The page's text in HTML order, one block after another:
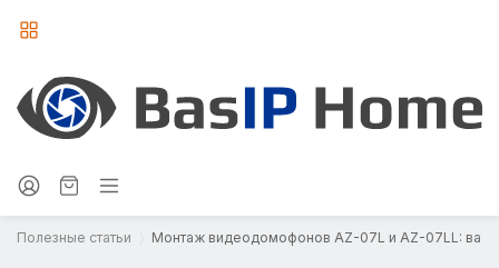
Полезные статьи Монтаж видеодомофонов AZ-07L и AZ-07LL: